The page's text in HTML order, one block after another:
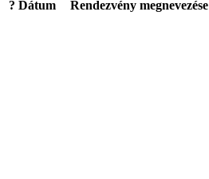
? Dátum Rendezvény megnevezése